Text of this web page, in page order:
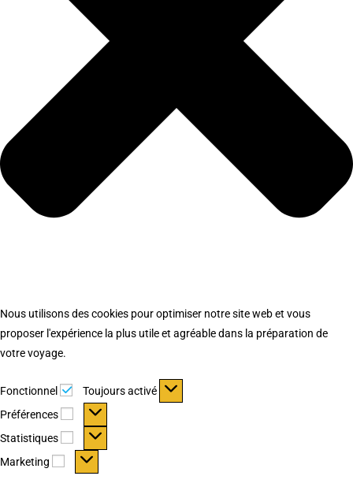
Nous utilisons des cookies pour optimiser notre site web et vous
proposer l'expérience la plus utile et agréable dans la préparation de
votre voyage.
Fonctionnel Fonctionnel
Toujours activé
Préférences
Préférences
Statistiques Statistiques
Marketing Marketing